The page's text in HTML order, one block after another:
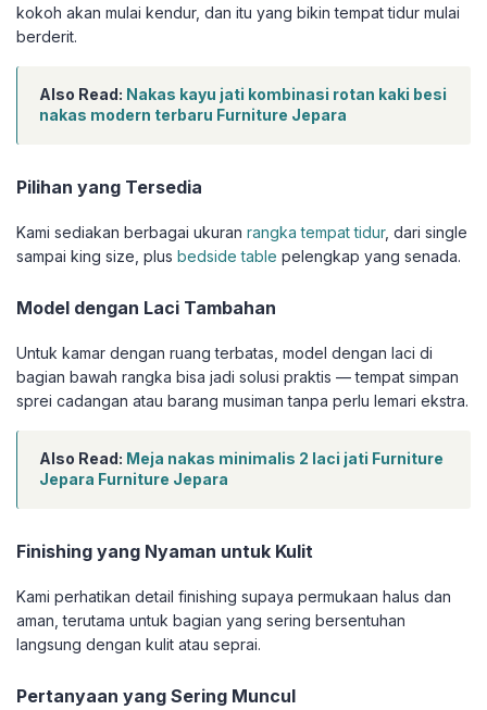
kokoh akan mulai kendur, dan itu yang bikin tempat tidur mulai
berderit.
Also Read: Nakas kayu jati kombinasi rotan kaki besi
nakas modern terbaru Furniture Jepara
Pilihan yang Tersedia
Kami sediakan berbagai ukuran rangka tempat tidur, dari single
sampai king size, plus bedside table pelengkap yang senada.
Model dengan Laci Tambahan
Untuk kamar dengan ruang terbatas, model dengan laci di
bagian bawah rangka bisa jadi solusi praktis — tempat simpan
sprei cadangan atau barang musiman tanpa perlu lemari ekstra.
Also Read: Meja nakas minimalis 2 laci jati Furniture
Jepara Furniture Jepara
Finishing yang Nyaman untuk Kulit
Kami perhatikan detail finishing supaya permukaan halus dan
aman, terutama untuk bagian yang sering bersentuhan
langsung dengan kulit atau seprai.
Pertanyaan yang Sering Muncul